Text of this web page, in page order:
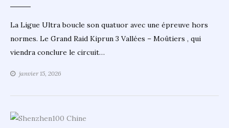
La Ligue Ultra boucle son quatuor avec une épreuve hors
normes. Le Grand Raid Kiprun 3 Vallées – Moûtiers , qui
viendra conclure le circuit…
janvier 15, 2026